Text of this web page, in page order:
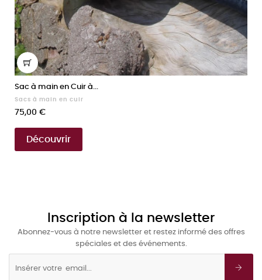
Sac à main en Cuir à...
Sacs à main en cuir
Prix
75,00 €
Découvrir
Inscription à la newsletter
Abonnez-vous à notre newsletter et restez informé des offres
spéciales et des événements.